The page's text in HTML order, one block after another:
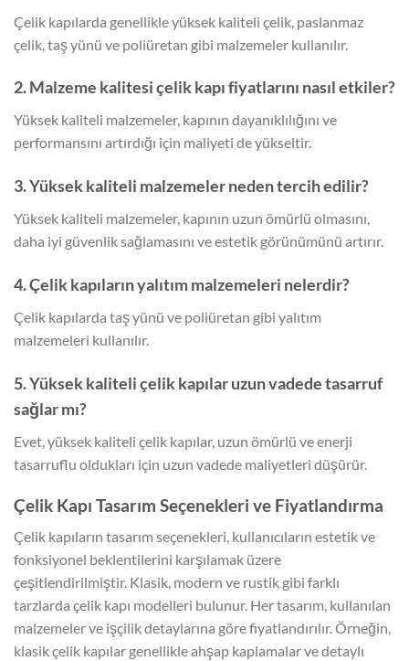
Çelik kapılarda genellikle yüksek kaliteli çelik, paslanmaz
çelik, taş yünü ve poliüretan gibi malzemeler kullanılır.
2. Malzeme kalitesi çelik kapı fiyatlarını nasıl etkiler?
Yüksek kaliteli malzemeler, kapının dayanıklılığını ve
performansını artırdığı için maliyeti de yükseltir.
3. Yüksek kaliteli malzemeler neden tercih edilir?
Yüksek kaliteli malzemeler, kapının uzun ömürlü olmasını,
daha iyi güvenlik sağlamasını ve estetik görünümünü artırır.
4. Çelik kapıların yalıtım malzemeleri nelerdir?
Çelik kapılarda taş yünü ve poliüretan gibi yalıtım
malzemeleri kullanılır.
5. Yüksek kaliteli çelik kapılar uzun vadede tasarruf
sağlar mı?
Evet, yüksek kaliteli çelik kapılar, uzun ömürlü ve enerji
tasarruflu oldukları için uzun vadede maliyetleri düşürür.
Çelik Kapı Tasarım Seçenekleri ve Fiyatlandırma
Çelik kapıların tasarım seçenekleri, kullanıcıların estetik ve
fonksiyonel beklentilerini karşılamak üzere
çeşitlendirilmiştir. Klasik, modern ve rustik gibi farklı
tarzlarda çelik kapı modelleri bulunur. Her tasarım, kullanılan
malzemeler ve işçilik detaylarına göre fiyatlandırılır. Örneğin,
klasik çelik kapılar genellikle ahşap kaplamalar ve detaylı